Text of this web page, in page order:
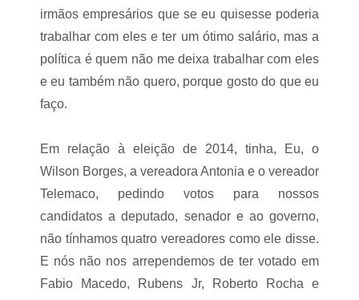
irmãos empresários que se eu quisesse poderia
trabalhar com eles e ter um ótimo salário, mas a
política é quem não me deixa trabalhar com eles
e eu também não quero, porque gosto do que eu
faço.
Em relação à eleição de 2014, tinha, Eu, o
Wilson Borges, a vereadora Antonia e o vereador
Telemaco, pedindo votos para nossos
candidatos a deputado, senador e ao governo,
não tínhamos quatro vereadores como ele disse.
E nós não nos arrependemos de ter votado em
Fabio Macedo, Rubens Jr, Roberto Rocha e